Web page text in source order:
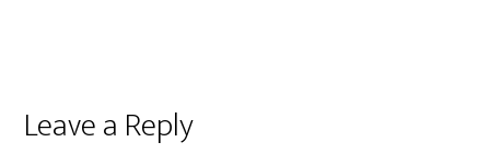
Leave a Reply